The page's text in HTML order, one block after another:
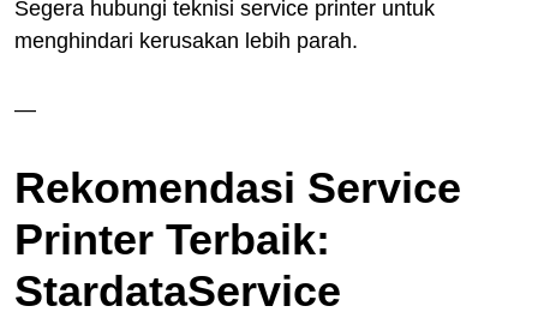
Segera hubungi teknisi service printer untuk
menghindari kerusakan lebih parah.
—
Rekomendasi Service
Printer Terbaik:
StardataService